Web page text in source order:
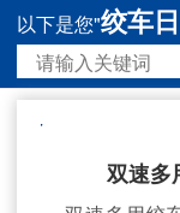
以下是您"绞车
双速多